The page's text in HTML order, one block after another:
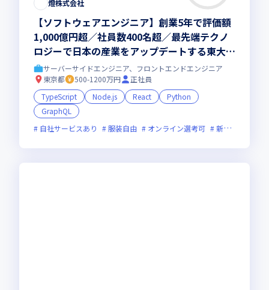
燈株式会社
【ソフトウェアエンジニア】創業5年で評価額
1,000億円超／社員数400名超／最先端テクノ
ロジーで日本の産業をアップデートする東大発
AIスタートアップ
サーバーサイドエンジニア、フロントエンドエンジニア
東京都
500-1200万円
正社員
TypeScript
Node.js React
Python
GraphQL
自社サービスあり
服装自由 オンライン選考可 新規立ち上げ